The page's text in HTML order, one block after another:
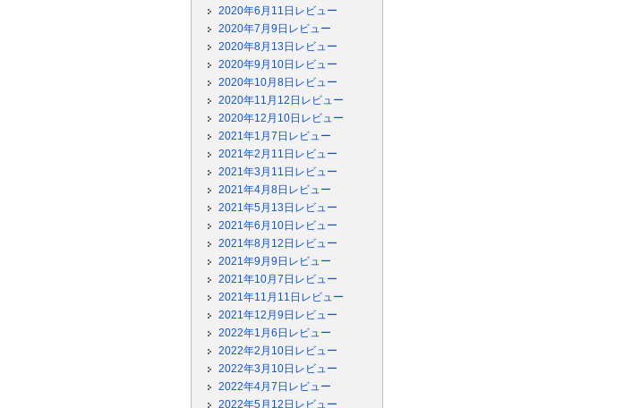
2020年6月11日レビュー
2020年7月9日レビュー
2020年8月13日レビュー
2020年9月10日レビュー
2020年10月8日レビュー
2020年11月12日レビュー
2020年12月10日レビュー
2021年1月7日レビュー
2021年2月11日レビュー
2021年3月11日レビュー
2021年4月8日レビュー
2021年5月13日レビュー
2021年6月10日レビュー
2021年8月12日レビュー
2021年9月9日レビュー
2021年10月7日レビュー
2021年11月11日レビュー
2021年12月9日レビュー
2022年1月6日レビュー
2022年2月10日レビュー
2022年3月10日レビュー
2022年4月7日レビュー
2022年5月12日レビュー